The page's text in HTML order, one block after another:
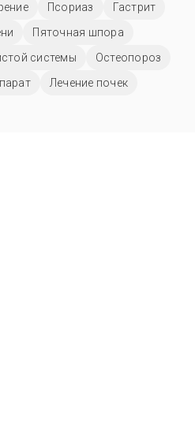
Псориаз
Гастрит
Пяточная шпора
системы
Остеопороз
Лечение почек